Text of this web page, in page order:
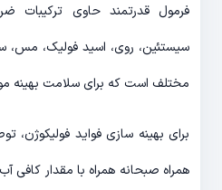
فرمول قدرتمند حاوی ترکیبات
سیستئین، روی، اسید فولیک، مس،
مختلف است که برای سلامت بهینه
برای بهینه سازی فواید
همراه صبحانه همراه با مقدار کافی